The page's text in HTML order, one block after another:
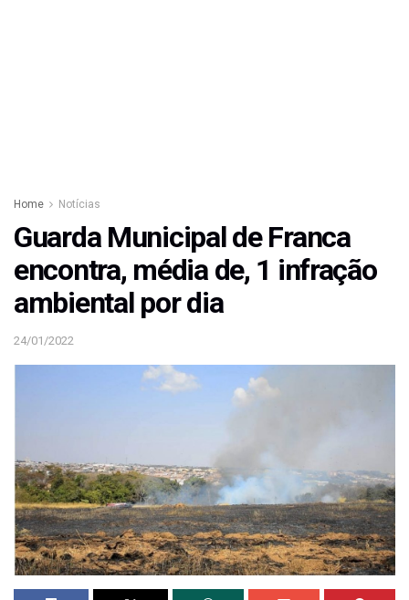
Home Notícias
Guarda Municipal de Franca
encontra, média de, 1 infração
ambiental por dia
24/01/2022